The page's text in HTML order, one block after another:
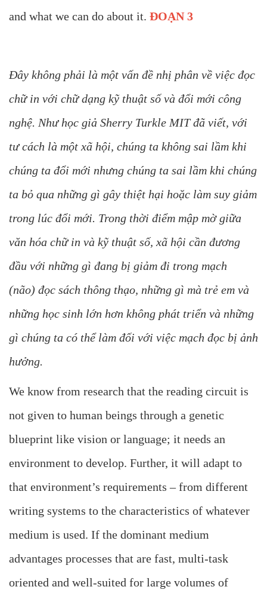
and what we can do about it. ĐOẠN 3
Đây không phải là một vấn đề nhị phân về việc đọc
chữ in với chữ dạng kỹ thuật số và đổi mới công
nghệ. Như học giả Sherry Turkle MIT đã viết, với
tư cách là một xã hội, chúng ta không sai lầm khi
chúng ta đổi mới nhưng chúng ta sai lầm khi chúng
ta bỏ qua những gì gây thiệt hại hoặc làm suy giảm
trong lúc đổi mới. Trong thời điểm mập mờ giữa
văn hóa chữ in và kỹ thuật số, xã hội cần đương
đầu với những gì đang bị giảm đi trong mạch
(não) đọc sách thông thạo, những gì mà trẻ em và
những học sinh lớn hơn không phát triển và những
gì chúng ta có thể làm đối với việc mạch đọc bị ảnh
hưởng.
We know from research that the reading circuit is
not given to human beings through a genetic
blueprint like vision or language; it needs an
environment to develop. Further, it will adapt to
that environment’s requirements – from different
writing systems to the characteristics of whatever
medium is used. If the dominant medium
advantages processes that are fast, multi-task
oriented and well-suited for large volumes of